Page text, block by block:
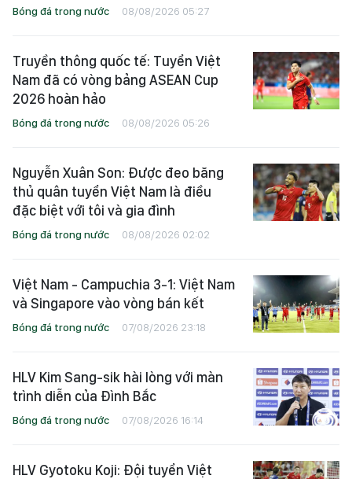
Bóng đá trong nước 08/08/2026 05:27
Truyền thông quốc tế: Tuyển Việt
Nam đã có vòng bảng ASEAN Cup
2026 hoàn hảo
Bóng đá trong nước 08/08/2026 05:26
Nguyễn Xuân Son: Được đeo băng
thủ quân tuyển Việt Nam là điều
đặc biệt với tôi và gia đình
Bóng đá trong nước 08/08/2026 02:02
Việt Nam - Campuchia 3-1: Việt Nam
và Singapore vào vòng bán kết
Bóng đá trong nước 07/08/2026 23:18
HLV Kim Sang-sik hài lòng với màn
trình diễn của Đình Bắc
Bóng đá trong nước 07/08/2026 16:14
HLV Gyotoku Koji: Đội tuyển Việt